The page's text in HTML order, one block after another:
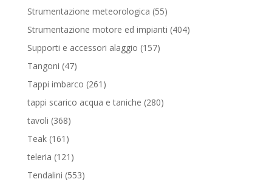
prodotti
Strumentazione meteorologica 5555
prodotti
Strumentazione motore ed impianti 404404
Supporti e accessori alaggio 157157
Tangoni 4747
prodotti
Tappi imbarco 261 261
prodotti
tappi scarico acqua e taniche 280280
tavoli 368368
prodotti
Teak 161 161
prodotti
teleria 121 121
prodotti
Tendalini 553553